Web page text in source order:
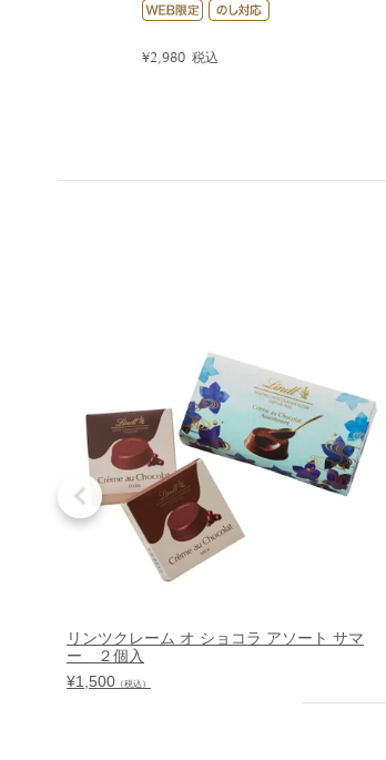
¥2,980 税込
リンツクレーム オ ショコラ アソート サマ
ー ２個入
¥1,500 （税込）